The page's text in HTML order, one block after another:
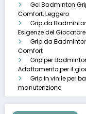
Gel Badminton
Comfort, Leggero
Grip da
Esigenze del Giocatore
Grip da
Comfort
Grip per
Adattamento per il
Grip in vinile per
manutenzione